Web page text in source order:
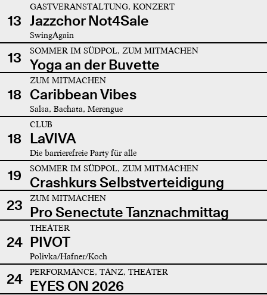
13
GASTVERANSTALTUNG, KONZERT
Jazzchor Not4Sale
SwingAgain
13 SOMMER IM SÜDPOL, ZUM MITMACHEN
Yoga an der Buvette
18
ZUM MITMACHEN
Caribbean Vibes
Salsa, Bachata, Merengue
18
CLUB
LaVIVA
Die barrierefreie Party für alle
19 SOMMER IM SÜDPOL, ZUM MITMACHEN
Crashkurs Selbstverteidigung
23
ZUM MITMACHEN
Pro Senectute Tanznachmittag
24
THEATER
PIVOT
Polivka/Hafner/Koch
24 PERFORMANCE, TANZ, THEATER
EYES ON 2026